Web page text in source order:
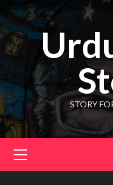
to
content
STORY
Menu